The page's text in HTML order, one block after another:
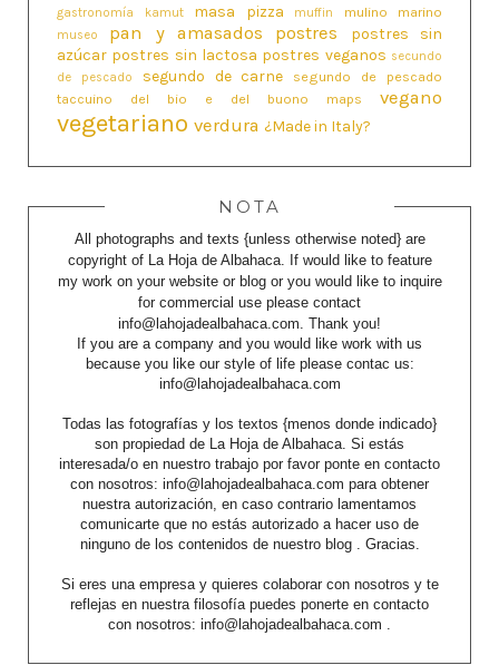
gastronomía
kamut masa pizza muffin mulino marino
museo pan y amasados postres
postres sin
azúcar postres sin lactosa postres veganos secundo
de pescado
segundo de carne
segundo de pescado
taccuino del bio e del buono maps
vegano
vegetariano verdura ¿Made in Italy?
NOTA
All photographs and texts {unless otherwise noted} are
copyright of La Hoja de Albahaca. If would like to feature
my work on your website or blog or you would like to inquire
for commercial use please contact
info@lahojadealbahaca.com. Thank you!
If you are a company and you would like work with us
because you like our style of life please contac us:
info@lahojadealbahaca.com
Todas las fotografías y los textos {menos donde indicado}
son propiedad de La Hoja de Albahaca. Si estás
interesada/o en nuestro trabajo por favor ponte en contacto
con nosotros: info@lahojadealbahaca.com para obtener
nuestra autorización, en caso contrario lamentamos
comunicarte que no estás autorizado a hacer uso de
ninguno de los contenidos de nuestro blog . Gracias.
Si eres una empresa y quieres colaborar con nosotros y te
reflejas en nuestra filosofía puedes ponerte en contacto
con nosotros: info@lahojadealbahaca.com .